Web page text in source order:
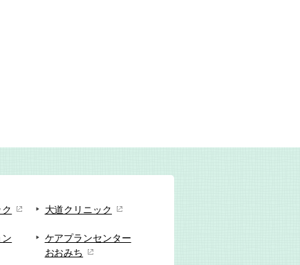
大道クリニック
ケアプランセンター
おおみち